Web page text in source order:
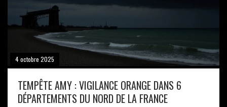
4 octobre 2025
TEMPÊTE AMY : VIGILANCE ORANGE DANS 6
DÉPARTEMENTS DU NORD DE LA FRANCE